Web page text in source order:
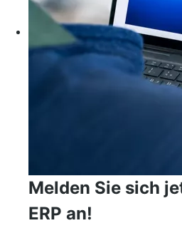
Melden Sie sich
ERP an!